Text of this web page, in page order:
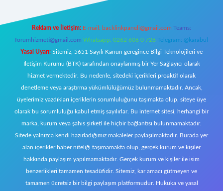
Reklam ve İletişim: E-mail: backlinkpaneli@gmail.com Teams:
forumhizmeti@gmail.com Whatsapp: 0262 606 0 726 Telegram: @karabul
Yasal Uyarı: Sitemiz, 5651 Sayılı Kanun gereğince Bilgi Teknolojileri ve
İletişim Kurumu (BTK) tarafından onaylanmış bir Yer Sağlayıcı olarak
hizmet vermektedir. Bu nedenle, sitedeki içerikleri proaktif olarak
denetleme veya araştırma yükümlülüğümüz bulunmamaktadır. Ancak,
üyelerimiz yazdıkları içeriklerin sorumluluğunu taşımakta olup, siteye üye
olarak bu sorumluluğu kabul etmiş sayılırlar. Bu internet sitesi, herhangi bir
marka, kurum veya şahıs şirketi ile hiçbir bağlantısı bulunmamaktadır.
Sitede yalnızca kendi hazırladığımız makaleler paylaşılmaktadır. Burada yer
alan içerikler haber niteliği taşımamakta olup, gerçek kurum ve kişiler
hakkında paylaşım yapılmamaktadır. Gerçek kurum ve kişiler ile isim
benzerlikleri tamamen tesadüfidir. Sitemiz, kar amacı gütmeyen ve
tamamen ücretsiz bir bilgi paylaşım platformudur. Hukuka ve yasal